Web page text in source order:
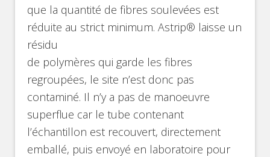
que la quantité de fibres soulevées est
réduite au strict minimum. Astrip® laisse un
résidu
de polymères qui garde les fibres
regroupées, le site n’est donc pas
contaminé. Il n’y a pas de manoeuvre
superflue car le tube contenant
l’échantillon est recouvert, directement
emballé, puis envoyé en laboratoire pour